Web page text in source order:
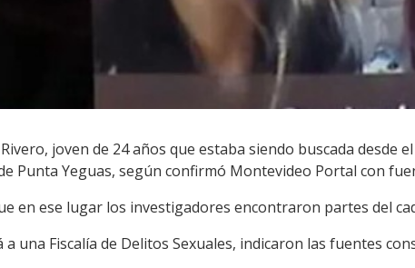
joven de 24 años que estaba siendo buscada desde
Punta Yeguas, según confirmó Montevideo Portal con
en ese lugar los investigadores encontraron partes del
una Fiscalía de Delitos Sexuales, indicaron las fuentes